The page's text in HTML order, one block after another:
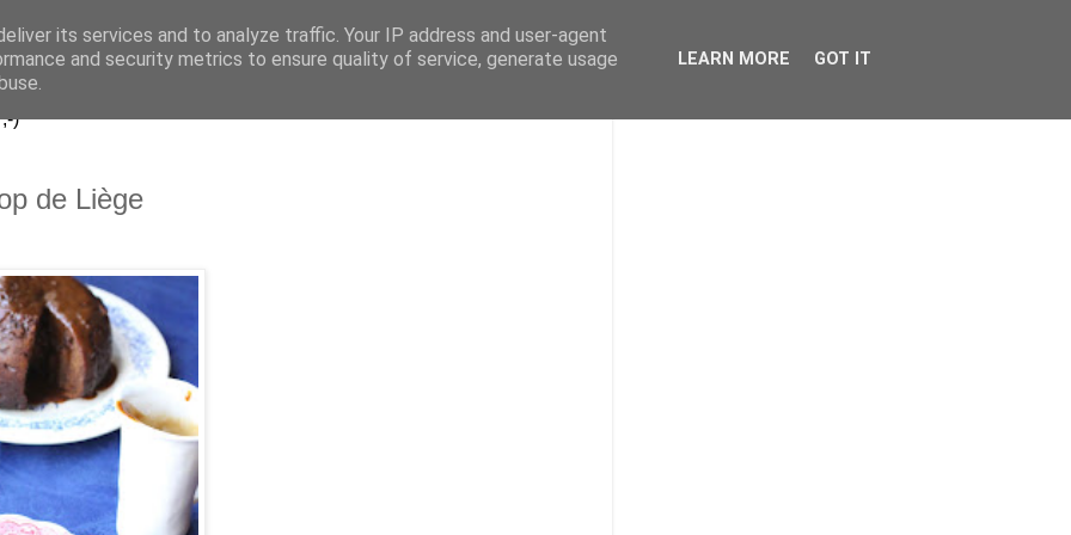
)
de Liège
its services and to analyze traffic. Your IP address and user-agent
and security metrics to ensure quality of service, generate usage
LEARN MORE GOT IT